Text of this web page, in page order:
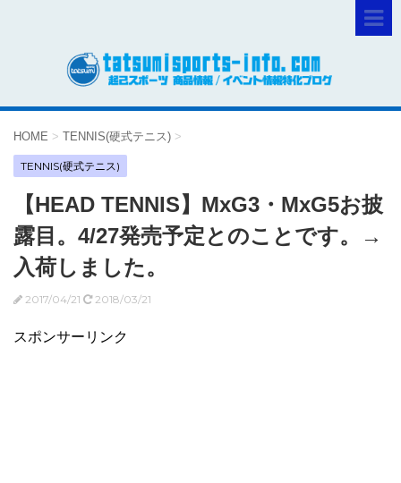
HOME > TENNIS(硬式テニス) >
TENNIS(硬式テニス)
【HEAD TENNIS】MxG3・MxG5お披
露目。4/27発売予定とのことです。→
入荷しました。
2017/04/21 2018/03/21
スポンサーリンク